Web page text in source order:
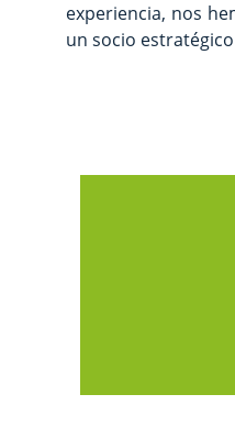
experiencia, nos
un socio